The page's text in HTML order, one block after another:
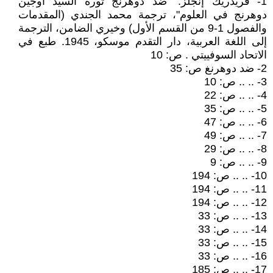
دوهرنج في العلوم"، ترجمة محمد الجندي (المقدمات
والفصول 1-9 من القسم الأول) وخيري الضامن، الترجمة
إلى اللغة العربية، دار التقدم موسكو، 1945. طبع في
الاتحاد السوفييتي . ص: 10
2- ضد دوهرنغ ص: 35
3- .. .. ص: 10
4- .. .. ص: 22
5- .. .. ص: 35
6- .. .. ص: 47
7- .. .. ص: 49
8- .. .. ص: 29
9- .. .. ص: 9
10- .. .. ص: 194
11- .. .. ص: 194
12- .. .. ص: 194
13- .. .. ص: 33
14- .. .. ص: 33
15- .. .. ص: 33
16- .. .. ص: 33
17- .. .. ص: 185